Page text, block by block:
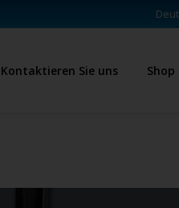
Kontaktieren Sie uns Shop